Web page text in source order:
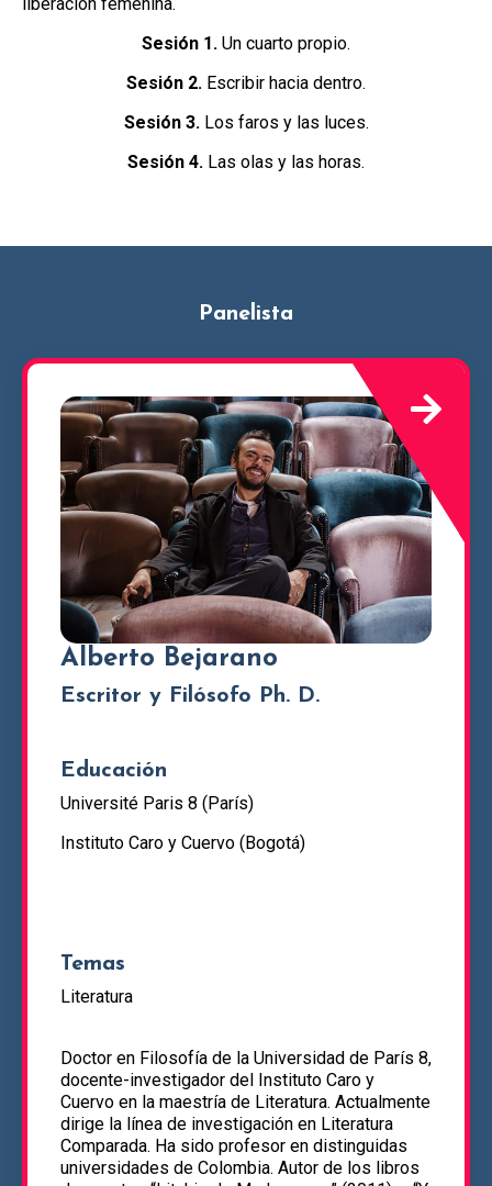
Sesión 1. Un cuarto propio.
Sesión 2. Escribir hacia dentro.
Sesión 3. Los faros y las luces.
Sesión 4. Las olas y las horas.
Panelista
Alberto Bejarano
Escritor y Filósofo Ph. D.
Educación
Université Paris 8 (París)
Instituto Caro y Cuervo (Bogotá)
Temas
Literatura
Doctor en Filosofía de la Universidad de París 8,
docente-investigador del Instituto Caro y
Cuervo en la maestría de Literatura. Actualmente
dirige la línea de investigación en Literatura
Comparada. Ha sido profesor en distinguidas
universidades de Colombia. Autor de los libros